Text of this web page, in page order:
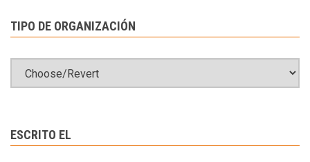
TIPO DE ORGANIZACIÓN
ESCRITO EL